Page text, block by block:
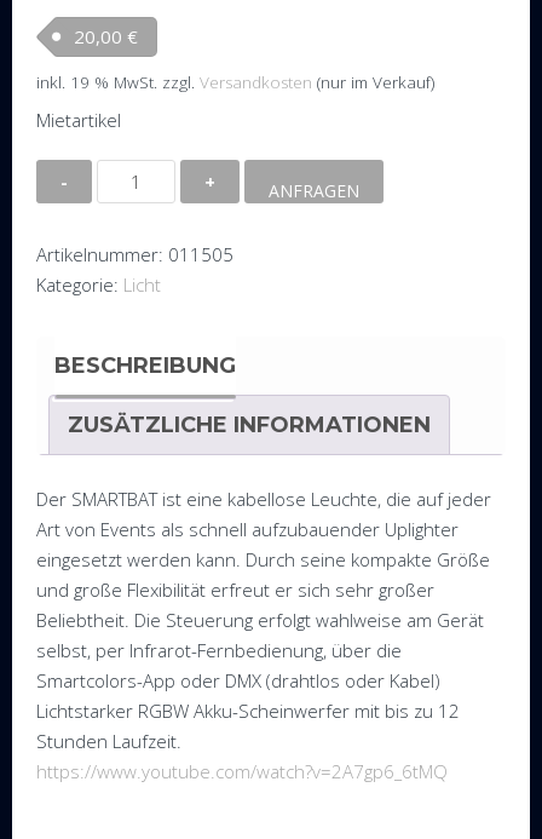
20,00 €
inkl. 19 % MwSt. zzgl. Versandkosten (nur im Verkauf)
Mietartikel
Akku
LED
Smartbat,
4x8W
weiß
ANFRAGEN
Artikelnummer: 011505
Kategorie: Licht
BESCHREIBUNG
ZUSÄTZLICHE INFORMATIONEN
Der SMARTBAT ist eine kabellose Leuchte, die auf jeder
Art von Events als schnell aufzubauender Uplighter
eingesetzt werden kann. Durch seine kompakte Größe
und große Flexibilität erfreut er sich sehr großer
Beliebtheit. Die Steuerung erfolgt wahlweise am Gerät
selbst, per Infrarot-Fernbedienung, über die
Smartcolors-App oder DMX (drahtlos oder Kabel)
Lichtstarker RGBW Akku-Scheinwerfer mit bis zu 12
Stunden Laufzeit.
https://www.youtube.com/watch?v=2A7gp6_6tMQ